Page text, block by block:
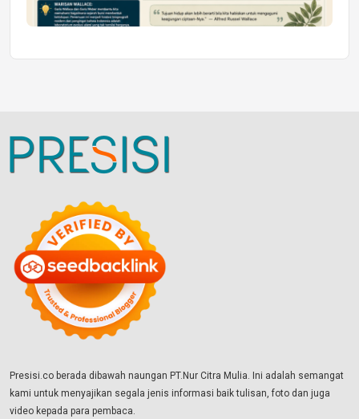
Presisi.co berada dibawah naungan PT.Nur Citra Mulia. Ini adalah semangat
kami untuk menyajikan segala jenis informasi baik tulisan, foto dan juga
video kepada para pembaca.